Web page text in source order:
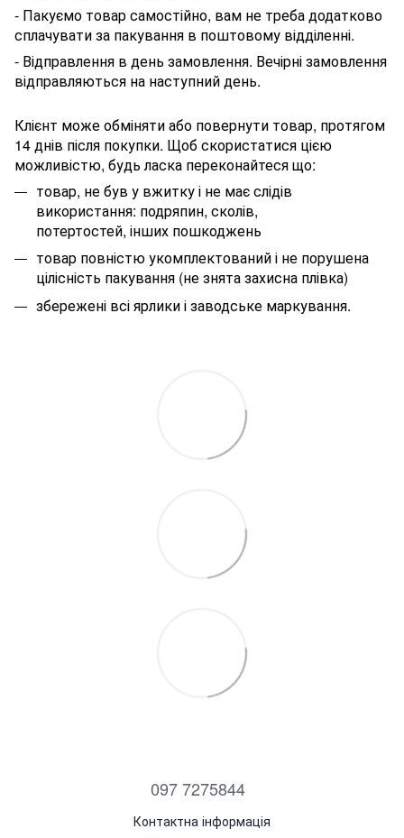
- Пакуємо товар самостійно, вам не треба додатково
сплачувати за пакування в поштовому відділенні.
- Відправлення в день замовлення. Вечірні замовлення
відправляються на наступний день.
Клієнт може обміняти або повернути товар, протягом
14 днів після покупки. Щоб скористатися цією
можливістю, будь ласка переконайтеся що:
товар, не був у вжитку і не має слідів
використання: подряпин, сколів,
потертостей, інших пошкоджень
товар повністю укомплектований і не порушена
цілісність пакування (не знята захисна плівка)
збережені всі ярлики і заводське маркування.
097 7275844
Контактна інформація